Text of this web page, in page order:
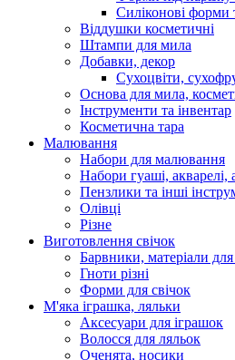
Силіконові форми
Віддушки косметичні
Штампи для мила
Добавки, декор
Сухоцвіти,
Основа для мила,
Інструменти та інвентар
Косметична тара
Малювання
Набори для малювання
Набори гуаші, акварелі,
Пензлики та інші
Олівці
Різне
Виготовлення свічок
Барвники, матеріали для
Гноти різні
Форми для свічок
М'яка іграшка, ляльки
Аксесуари для іграшок
Волосся для ляльок
Оченята, носики